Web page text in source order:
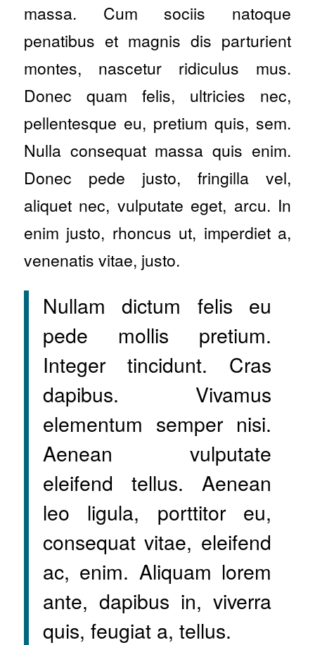
massa. Cum sociis natoque
penatibus et magnis dis parturient
montes, nascetur ridiculus mus.
Donec quam felis, ultricies nec,
pellentesque eu, pretium quis, sem.
Nulla consequat massa quis enim.
Donec pede justo, fringilla vel,
aliquet nec, vulputate eget, arcu. In
enim justo, rhoncus ut, imperdiet a,
venenatis vitae, justo.
Nullam dictum felis eu
pede mollis pretium.
Integer tincidunt. Cras
dapibus. Vivamus
elementum semper nisi.
Aenean vulputate
eleifend tellus. Aenean
leo ligula, porttitor eu,
consequat vitae, eleifend
ac, enim. Aliquam lorem
ante, dapibus in, viverra
quis, feugiat a, tellus.